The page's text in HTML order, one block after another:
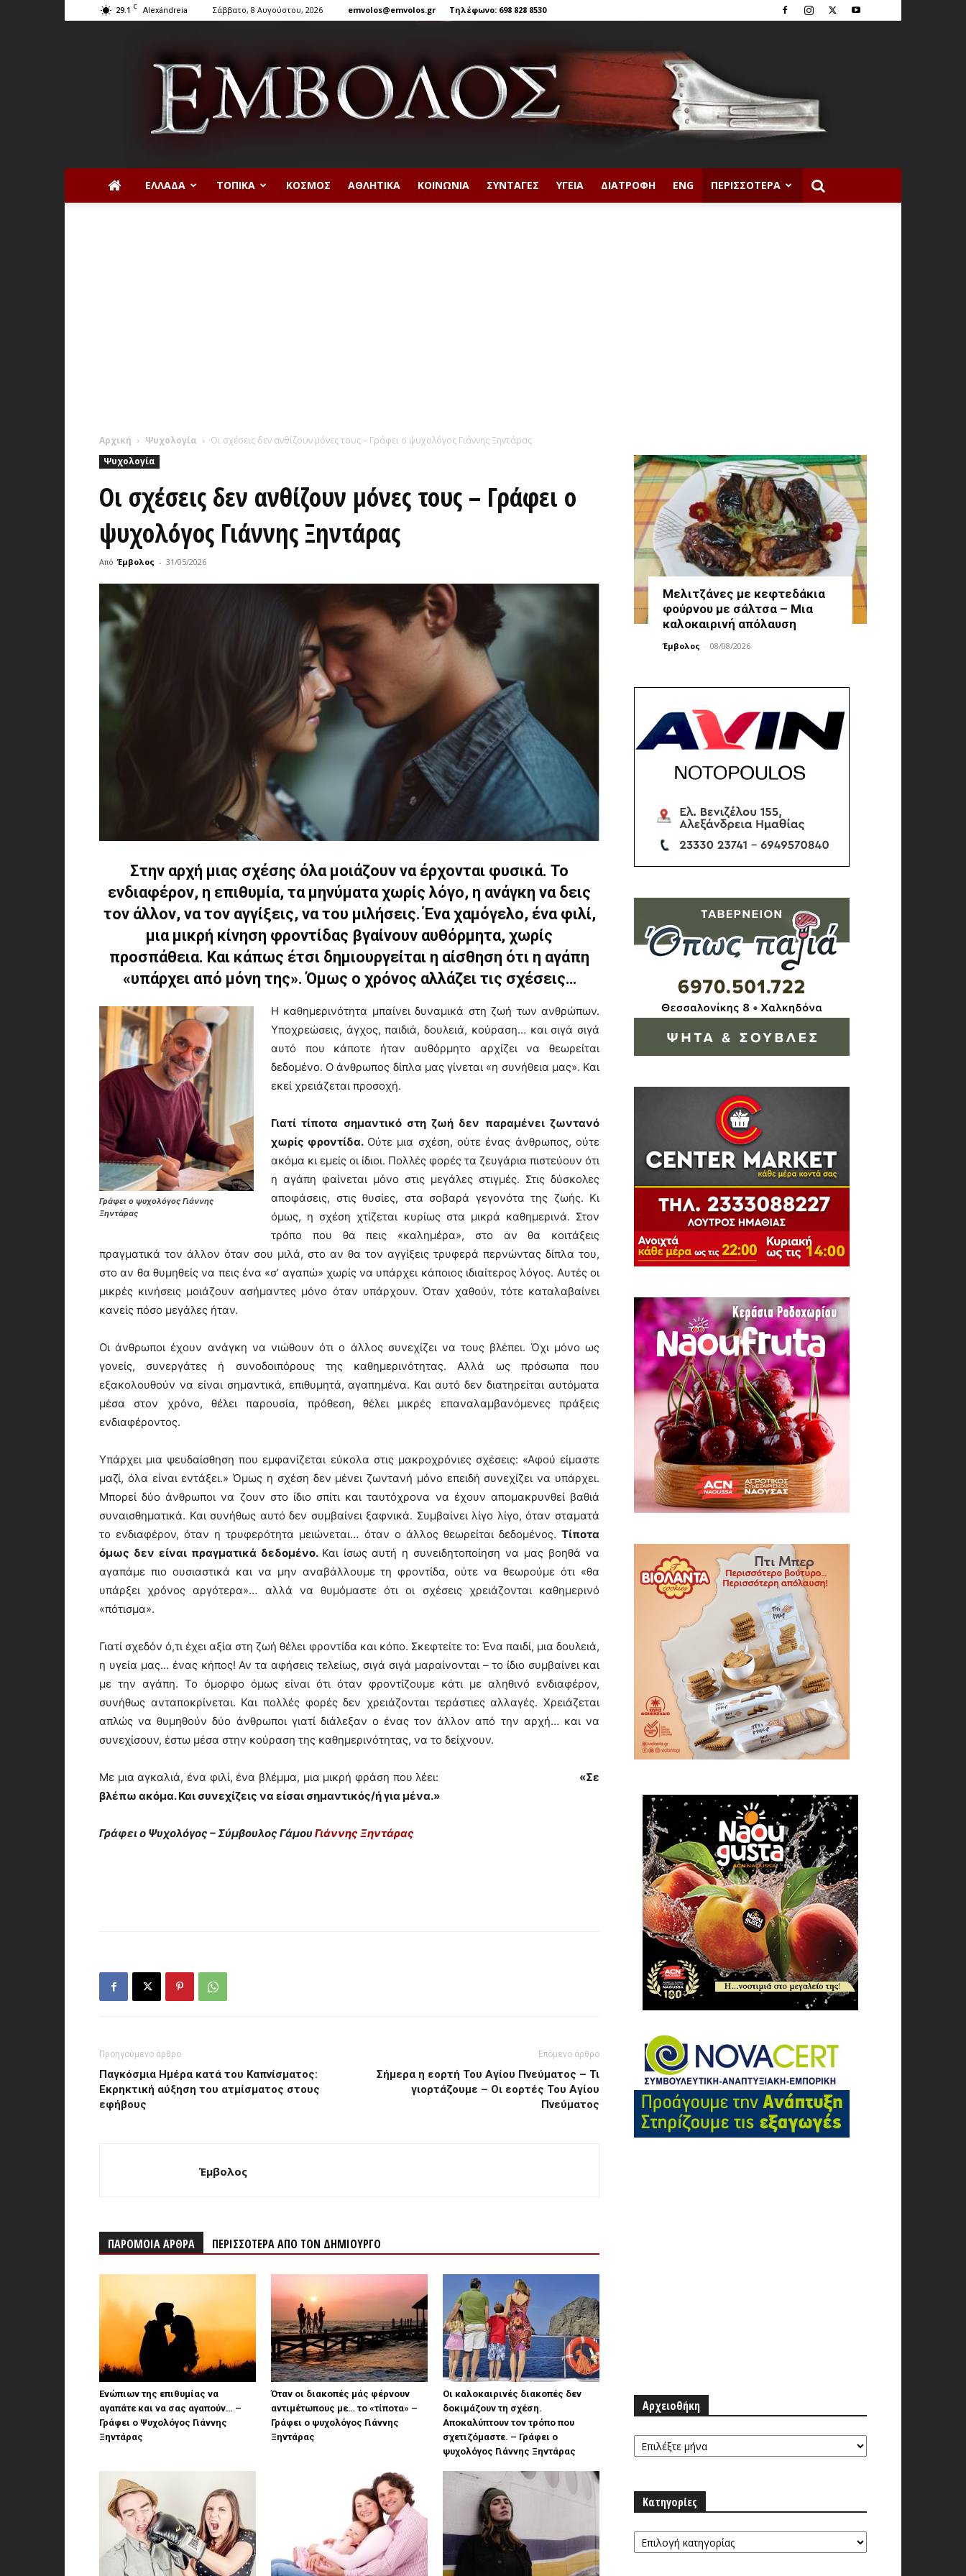
29.1 C Alexándreia Σάββατο, 8 Αυγούστου, 2026 emvolos@emvolos.gr Τηλέφωνο: 698 828 8530
ΕΛΛΆΔΑ ΤΟΠΙΚΆ ΚΌΣΜΟΣ ΑΘΛΗΤΙΚΆ ΚΟΙΝΩΝΊΑ ΣΥΝΤΑΓΈΣ ΥΓΕΊΑ ΔΙΑΤΡΟΦΉ ENG ΠΕΡΙΣΣΌΤΕΡΑ
Αρχική Ψυχολογία
Οι σχέσεις δεν ανθίζουν μόνες τους – Γράφει ο ψυχολόγος Γιάννης Ξηντάρας
Ψυχολογία
Οι σχέσεις δεν ανθίζουν μόνες τους – Γράφει ο
ψυχολόγος Γιάννης Ξηντάρας
Από Έμβολος - 31/05/2026
Στην αρχή μιας σχέσης όλα μοιάζουν να έρχονται φυσικά. Το
ενδιαφέρον, η επιθυμία, τα μηνύματα χωρίς λόγο, η ανάγκη να δεις
τον άλλον, να τον αγγίξεις, να του μιλήσεις. Ένα χαμόγελο, ένα φιλί,
μια μικρή κίνηση φροντίδας βγαίνουν αυθόρμητα, χωρίς
προσπάθεια. Και κάπως έτσι δημιουργείται η αίσθηση ότι η αγάπη
«υπάρχει από μόνη της». Όμως ο χρόνος αλλάζει τις σχέσεις…
Γράφει ο ψυχολόγος Γιάννης
Ξηντάρας
Η καθημερινότητα μπαίνει δυναμικά στη ζωή των ανθρώπων.
Υποχρεώσεις, άγχος, παιδιά, δουλειά, κούραση… και σιγά σιγά
αυτό που κάποτε ήταν αυθόρμητο αρχίζει να θεωρείται
δεδομένο. Ο άνθρωπος δίπλα μας γίνεται «η συνήθεια μας». Και
εκεί χρειάζεται προσοχή.
Γιατί τίποτα σημαντικό στη ζωή δεν παραμένει ζωντανό
χωρίς φροντίδα. Ούτε μια σχέση, ούτε ένας άνθρωπος, ούτε
ακόμα κι εμείς οι ίδιοι. Πολλές φορές τα ζευγάρια πιστεύουν ότι
η αγάπη φαίνεται μόνο στις μεγάλες στιγμές. Στις δύσκολες
αποφάσεις, στις θυσίες, στα σοβαρά γεγονότα της ζωής. Κι
όμως, η σχέση χτίζεται κυρίως στα μικρά καθημερινά. Στον
τρόπο που θα πεις «καλημέρα», στο αν θα κοιτάξεις
πραγματικά τον άλλον όταν σου μιλά, στο αν θα τον αγγίξεις τρυφερά περνώντας δίπλα του,
στο αν θα θυμηθείς να πεις ένα «σ’ αγαπώ» χωρίς να υπάρχει κάποιος ιδιαίτερος λόγος. Αυτές οι
μικρές κινήσεις μοιάζουν ασήμαντες μόνο όταν υπάρχουν. Όταν χαθούν, τότε καταλαβαίνει
κανείς πόσο μεγάλες ήταν.
Οι άνθρωποι έχουν ανάγκη να νιώθουν ότι ο άλλος συνεχίζει να τους βλέπει. Όχι μόνο ως
γονείς, συνεργάτες ή συνοδοιπόρους της καθημερινότητας. Αλλά ως πρόσωπα που
εξακολουθούν να είναι σημαντικά, επιθυμητά, αγαπημένα. Και αυτό δεν διατηρείται αυτόματα
μέσα στον χρόνο, θέλει παρουσία, πρόθεση, θέλει μικρές επαναλαμβανόμενες πράξεις
ενδιαφέροντος.
Υπάρχει μια ψευδαίσθηση που εμφανίζεται εύκολα στις μακροχρόνιες σχέσεις: «Αφού είμαστε
μαζί, όλα είναι εντάξει.» Όμως η σχέση δεν μένει ζωντανή μόνο επειδή συνεχίζει να υπάρχει.
Μπορεί δύο άνθρωποι να ζουν στο ίδιο σπίτι και ταυτόχρονα να έχουν απομακρυνθεί βαθιά
συναισθηματικά. Και συνήθως αυτό δεν συμβαίνει ξαφνικά. Συμβαίνει λίγο λίγο, όταν σταματά
το ενδιαφέρον, όταν η τρυφερότητα μειώνεται… όταν ο άλλος θεωρείται δεδομένος. Τίποτα
όμως δεν είναι πραγματικά δεδομένο. Και ίσως αυτή η συνειδητοποίηση να μας βοηθά να
αγαπάμε πιο ουσιαστικά και να μην αναβάλλουμε τη φροντίδα, ούτε να θεωρούμε ότι «θα
υπάρξει χρόνος αργότερα»… αλλά να θυμόμαστε ότι οι σχέσεις χρειάζονται καθημερινό
«πότισμα».
Γιατί σχεδόν ό,τι έχει αξία στη ζωή θέλει φροντίδα και κόπο. Σκεφτείτε το: Ένα παιδί, μια δουλειά,
η υγεία μας… ένας κήπος! Αν τα αφήσεις τελείως, σιγά σιγά μαραίνονται – το ίδιο συμβαίνει και
με την αγάπη. Το όμορφο όμως είναι ότι όταν φροντίζουμε κάτι με αληθινό ενδιαφέρον,
συνήθως ανταποκρίνεται. Και πολλές φορές δεν χρειάζονται τεράστιες αλλαγές. Χρειάζεται
απλώς να θυμηθούν δύο άνθρωποι γιατί διάλεξαν ο ένας τον άλλον από την αρχή… και να
συνεχίσουν, έστω μέσα στην κούραση της καθημερινότητας, να το δείχνουν.
Με μια αγκαλιά, ένα φιλί, ένα βλέμμα, μια μικρή φράση που λέει: «Σε
βλέπω ακόμα. Και συνεχίζεις να είσαι σημαντικός/ή για μένα.»
Γράφει ο Ψυχολόγος – Σύμβουλος Γάμου Γιάννης Ξηντάρας
Προηγούμενο άρθρο
Παγκόσμια Ημέρα κατά του Καπνίσματος:
Εκρηκτική αύξηση του ατμίσματος στους
εφήβους
Επόμενο άρθρο
Σήμερα η εορτή Του Αγίου Πνεύματος – Τι
γιορτάζουμε – Οι εορτές Του Αγίου
Πνεύματος
Έμβολος
ΠΑΡΟΜΟΙΑ ΑΡΘΡΑ ΠΕΡΙΣΣΟΤΕΡΑ ΑΠΟ ΤΟΝ ΔΗΜΙΟΥΡΓΟ
Ενώπιων της επιθυμίας να
αγαπάτε και να σας αγαπούν… –
Γράφει ο Ψυχολόγος Γιάννης
Ξηντάρας
Όταν οι διακοπές μάς φέρνουν
αντιμέτωπους με… το «τίποτα» –
Γράφει ο ψυχολόγος Γιάννης
Ξηντάρας
Οι καλοκαιρινές διακοπές δεν
δοκιμάζουν τη σχέση.
Αποκαλύπτουν τον τρόπο που
σχετιζόμαστε. – Γράφει ο
ψυχολόγος Γιάννης Ξηντάρας
Μελιτζάνες με κεφτεδάκια
φούρνου με σάλτσα – Μια
καλοκαιρινή απόλαυση
Έμβολος - 08/08/2026
Αρχειοθήκη
Αρχειοθήκη
Κατηγορίες
Κατηγορίες